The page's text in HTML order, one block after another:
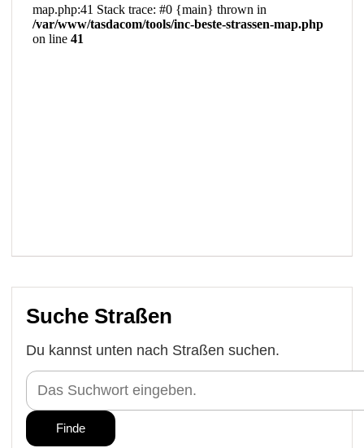
Suche Straßen
Du kannst unten nach Straßen suchen.